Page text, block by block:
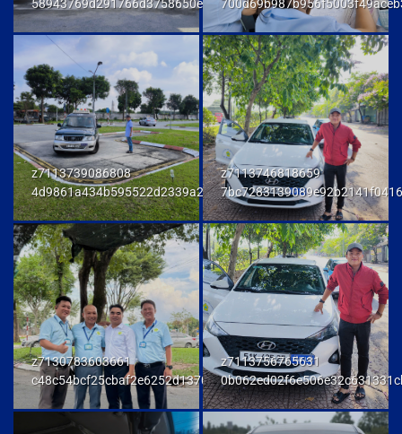
58943769d291766d3758650e972d81fd
z7113739086808
4d9861a434b595522d2339a23458e048
z7113746818659
z7130783603661
c48c54bcf25cbaf2e6252d137093a294
z7113756765631